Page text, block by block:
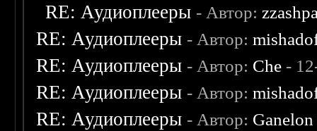
RE: Аудиоплееры - Автор:
RE: Аудиоплееры - Автор:
RE: Аудиоплееры - Автор: Che -
RE: Аудиоплееры - Автор:
RE: Аудиоплееры - Автор: Ganelon